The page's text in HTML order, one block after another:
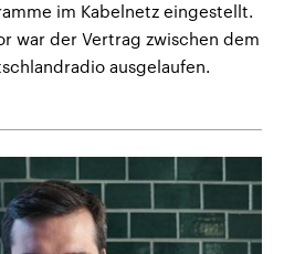
im Kabelnetz eingestellt.
war der Vertrag zwischen dem
ausgelaufen.